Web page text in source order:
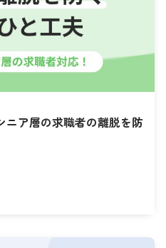
ニア層の求職者の離脱を防